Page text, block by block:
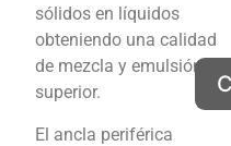
sólidos en líquidos
obteniendo una calidad
de mezcla y emulsión
superior.
El ancla periférica